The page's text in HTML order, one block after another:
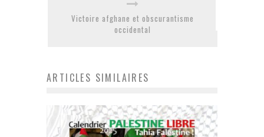
Victoire afghane et obscurantisme
occidental
ARTICLES SIMILAIRES